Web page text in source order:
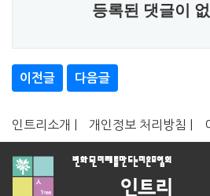
등록된 댓글이
이전글 다음글
인트리소개 | 개인정보 처리방침 |